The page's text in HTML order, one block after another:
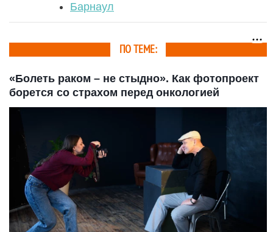
Барнаул
ПО ТЕМЕ:
«Болеть раком – не стыдно». Как фотопроект
борется со страхом перед онкологией